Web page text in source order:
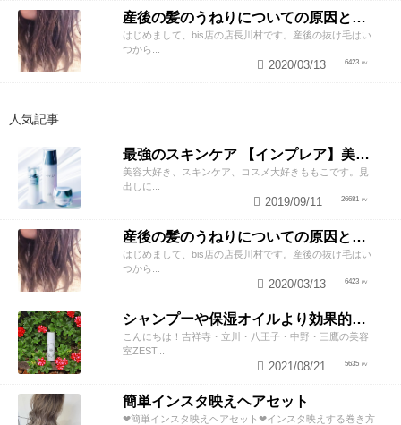
産後の髪のうねりについての原因と対策！
はじめまして、bis店の店長川村です。産後の抜け毛はい
つから...
6423
2020/03/13
人気記事
最強のスキンケア 【インプレア】美容師がオススメする、神ポイント5つ公開！
美容大好き、スキンケア、コスメ大好きももこです。見
出しに...
26681
2019/09/11
産後の髪のうねりについての原因と対策！
はじめまして、bis店の店長川村です。産後の抜け毛はい
つから...
6423
2020/03/13
シャンプーや保湿オイルより効果的！？美容師が教える頭皮の臭い＆乾燥ケアとは
こんにちは！吉祥寺・立川・八王子・中野・三鷹の美容
室ZEST...
5635
2021/08/21
簡単インスタ映えヘアセット
❤︎簡単インスタ映えヘアセット❤︎インスタ映えする巻き方